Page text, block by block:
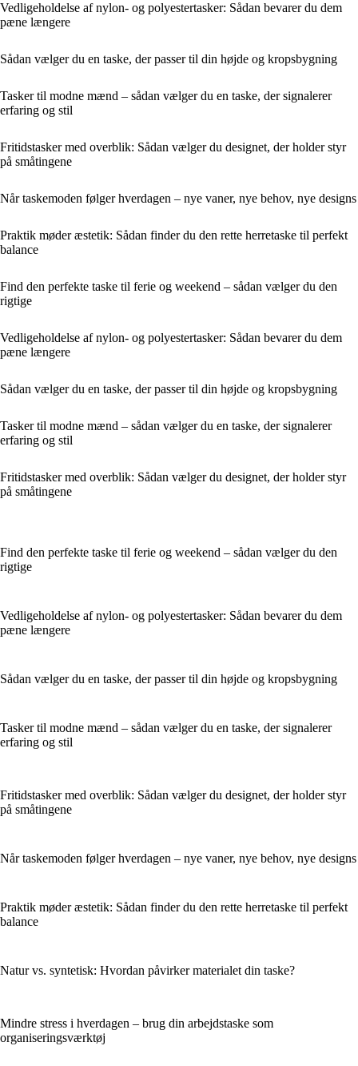
Vedligeholdelse af nylon- og polyestertasker: Sådan bevarer du dem
pæne længere
Sådan vælger du en taske, der passer til din højde og kropsbygning
Tasker til modne mænd – sådan vælger du en taske, der signalerer
erfaring og stil
Fritidstasker med overblik: Sådan vælger du designet, der holder styr
på småtingene
Når taskemoden følger hverdagen – nye vaner, nye behov, nye designs
Praktik møder æstetik: Sådan finder du den rette herretaske til perfekt
balance
Find den perfekte taske til ferie og weekend – sådan vælger du den
rigtige
Vedligeholdelse af nylon- og polyestertasker: Sådan bevarer du dem
pæne længere
Sådan vælger du en taske, der passer til din højde og kropsbygning
Tasker til modne mænd – sådan vælger du en taske, der signalerer
erfaring og stil
Fritidstasker med overblik: Sådan vælger du designet, der holder styr
på småtingene
Find den perfekte taske til ferie og weekend – sådan vælger du den
rigtige
Vedligeholdelse af nylon- og polyestertasker: Sådan bevarer du dem
pæne længere
Sådan vælger du en taske, der passer til din højde og kropsbygning
Tasker til modne mænd – sådan vælger du en taske, der signalerer
erfaring og stil
Fritidstasker med overblik: Sådan vælger du designet, der holder styr
på småtingene
Når taskemoden følger hverdagen – nye vaner, nye behov, nye designs
Praktik møder æstetik: Sådan finder du den rette herretaske til perfekt
balance
Natur vs. syntetisk: Hvordan påvirker materialet din taske?
Mindre stress i hverdagen – brug din arbejdstaske som
organiseringsværktøj